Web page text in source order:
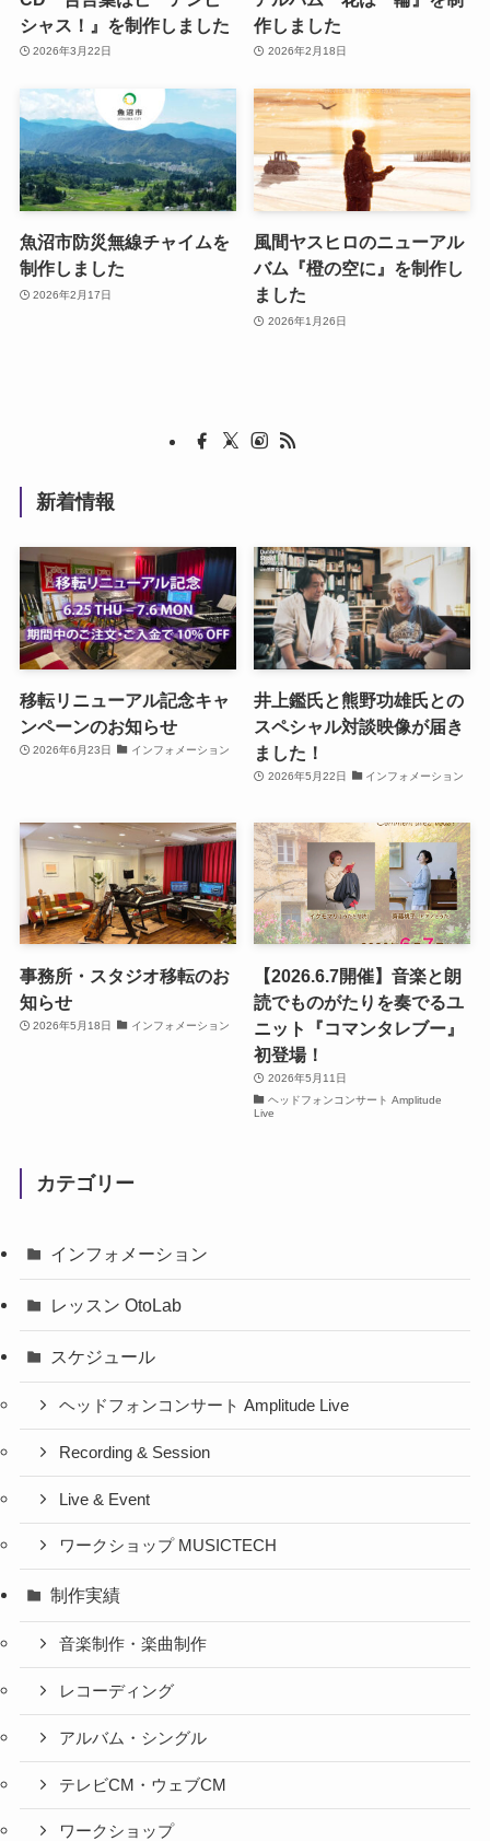
シャス！』を制作しました
2026年3月22日
作しました
2026年2月18日
魚沼市防災無線チャイムを
制作しました
2026年2月17日
風間ヤスヒロのニューアル
バム『橙の空に』を制作し
ました
2026年1月26日
新着情報
移転リニューアル記念キャ
ンペーンのお知らせ
2026年6月23日 インフォメーション
井上鑑氏と熊野功雄氏との
スペシャル対談映像が届き
ました！
2026年5月22日 インフォメーション
事務所・スタジオ移転のお
知らせ
2026年5月18日 インフォメーション
【2026.6.7開催】音楽と朗
読でものがたりを奏でるユ
ニット『コマンタレブー』
初登場！
2026年5月11日
ヘッドフォンコンサート Amplitude
Live
カテゴリー
インフォメーション
レッスン OtoLab
スケジュール
ヘッドフォンコンサート Amplitude Live
Recording & Session
Live & Event
ワークショップ MUSICTECH
制作実績
音楽制作・楽曲制作
レコーディング
アルバム・シングル
テレビCM・ウェブCM
ワークショップ